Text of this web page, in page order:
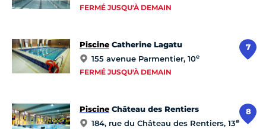
FERMÉ JUSQU'À DEMAIN
7
Piscine Catherine Lagatu
155 avenue Parmentier, 10e
FERMÉ JUSQU'À DEMAIN
8
Piscine Château des Rentiers
184, rue du Château des Rentiers, 13e